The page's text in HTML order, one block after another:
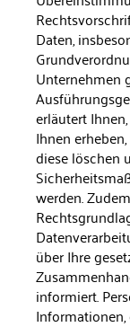
Daten,
Unternehmen
erläu­tert
Ihnen
diese löschen
werden.
über Ihre
informiert.